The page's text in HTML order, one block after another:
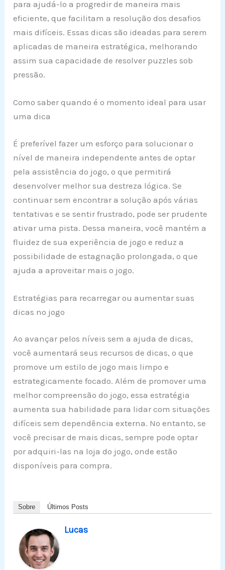
para ajudá-lo a progredir de maneira mais
eficiente, que facilitam a resolução dos desafios
mais difíceis. Essas dicas são ideadas para serem
aplicadas de maneira estratégica, melhorando
assim sua capacidade de resolver puzzles sob
pressão.
Como saber quando é o momento ideal para usar
uma dica
É preferível fazer um esforço para solucionar o
nível de maneira independente antes de optar
pela assistência do jogo, o que permitirá
desenvolver melhor sua destreza lógica. Se
continuar sem encontrar a solução após várias
tentativas e se sentir frustrado, pode ser prudente
ativar uma pista. Dessa maneira, você mantém a
fluidez de sua experiência de jogo e reduz a
possibilidade de estagnação prolongada, o que
ajuda a aproveitar mais o jogo.
Estratégias para recarregar ou aumentar suas
dicas no jogo
Ao avançar pelos níveis sem a ajuda de dicas,
você aumentará seus recursos de dicas, o que
promove um estilo de jogo mais limpo e
estrategicamente focado. Além de promover uma
melhor compreensão do jogo, essa estratégia
aumenta sua habilidade para lidar com situações
difíceis sem dependência externa. No entanto, se
você precisar de mais dicas, sempre pode optar
por adquiri-las na loja do jogo, onde estão
disponíveis para compra.
Sobre Últimos Posts
Lucas